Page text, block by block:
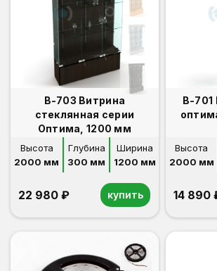
В-703 Витрина
стеклянная серии
Оптима, 1200 мм
Высота
2000 мм
Глубина
300 мм
Ширина
1200 мм
22 980 ₽ купить
В-701
Высота
2000 мм
14 890